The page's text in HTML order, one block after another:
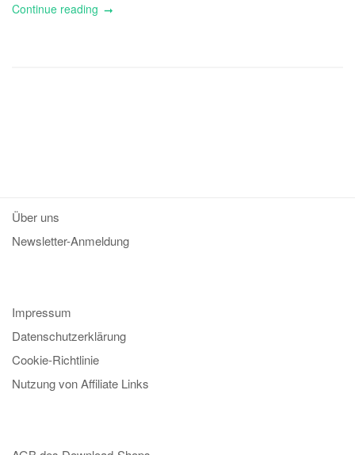
Continue reading
Über uns
Newsletter-Anmeldung
Impressum
Datenschutzerklärung
Cookie-Richtlinie
Nutzung von Affiliate Links